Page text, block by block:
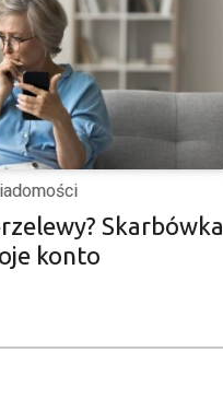
Skarbówka
konto